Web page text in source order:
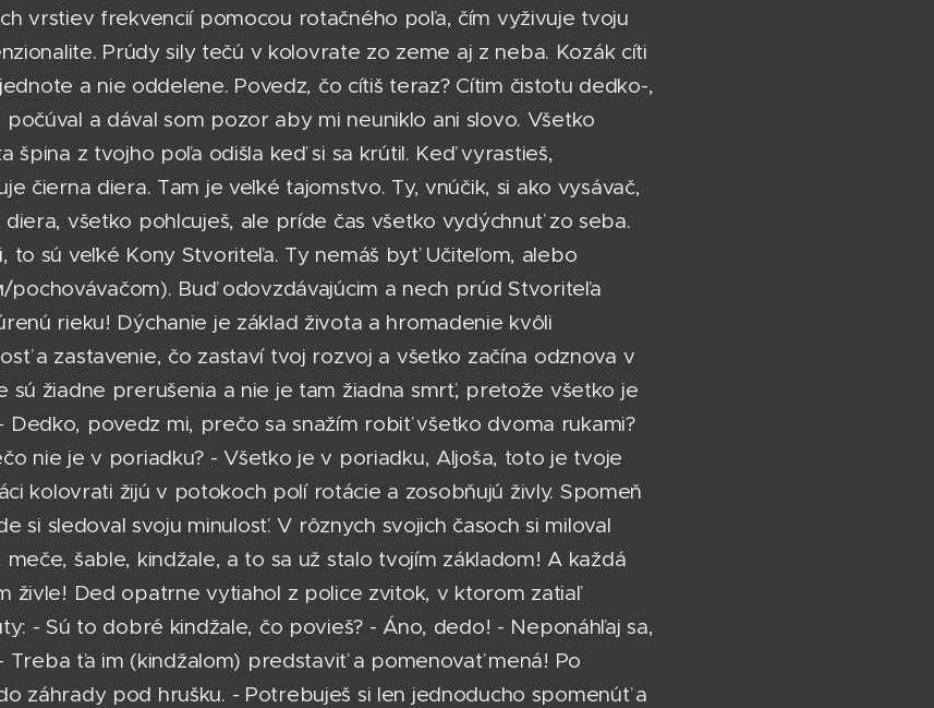
vrstiev frekvencií pomocou rotačného poľa, čím vyživuje tvoju
Prúdy sily tečú v kolovrate zo zeme aj z neba. Kozák cíti
a nie oddelene. Povedz, čo cítiš teraz? Cítim čistotu dedko-,
a dával som pozor aby mi neuniklo ani slovo. Všetko
špina z tvojho poľa odišla keď si sa krútil. Keď vyrastieš,
čierna diera. Tam je veľké tajomstvo. Ty, vnúčik, si ako vysávač,
všetko pohlcuješ, ale príde čas všetko vydýchnuť zo seba.
to sú veľké Kony Stvoriteľa. Ty nemáš byť Učiteľom, alebo
pochovávačom). Buď odovzdávajúcim a nech prúd Stvoriteľa
rieku! Dýchanie je základ života a hromadenie kvôli
a zastavenie, čo zastaví tvoj rozvoj a všetko začína odznova v
sú žiadne prerušenia a nie je tam žiadna smrť, pretože všetko je
Dedko, povedz mi, prečo sa snažím robiť všetko dvoma rukami?
nie je v poriadku? - Všetko je v poriadku, Aljoša, toto je tvoje
kolovrati žijú v potokoch polí rotácie a zosobňujú živly. Spomeň
si sledoval svoju minulosť. V rôznych svojich časoch si miloval
šable, kindžale, a to sa už stalo tvojím základom! A každá
živle! Ded opatrne vytiahol z police zvitok, v ktorom zatiaľ
- Sú to dobré kindžale, čo povieš? - Áno, dedo! - Neponáhľaj sa,
Treba ťa im (kindžalom) predstaviť a pomenovať mená! Po
záhrady pod hrušku. - Potrebuješ si len jednoducho spomenúť a